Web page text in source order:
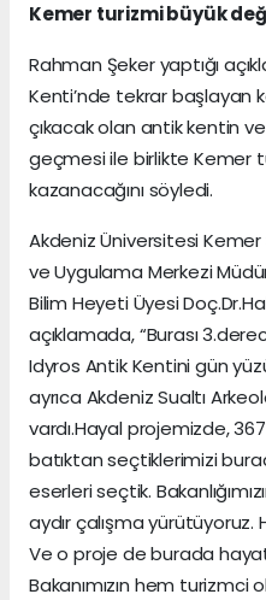
Kemer turizmi büyük
Rahman Şeker yaptığı
Kenti’nde tekrar başlayan
çıkacak olan antik kentin
geçmesi ile birlikte Kemer
kazanacağını söyledi.
Akdeniz Üniversitesi Kemer
ve Uygulama Merkezi
Bilim Heyeti Üyesi
açıklamada, “Burası
Idyros Antik Kentini gün
ayrıca Akdeniz Sualtı
vardı.Hayal projemizde,
batıktan seçtiklerimizi
eserleri seçtik.
aydır çalışma yürütüyoruz.
Ve o proje de burada
Bakanımızın hem turizmci